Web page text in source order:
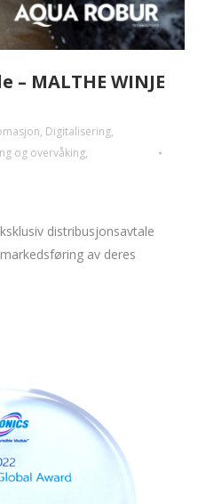
MALTHE WINJE
, Digitalisering,
og overvåking,
distribusjonsavtale
av deres